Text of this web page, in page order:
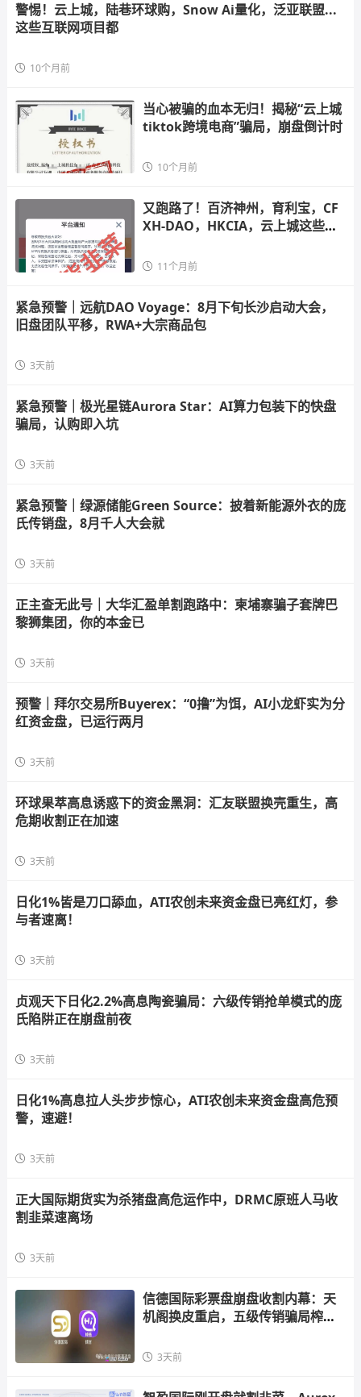
警惕！云上城，陆巷环球购，Snow Ai量化，泛亚联盟...
这些互联网项目都
10个月前
当心被骗的血本无归！揭秘“云上城
tiktok跨境电商”骗局，崩盘倒计时
10个月前
又跑路了！百济神州，育利宝，CF
XH-DAO，HKCIA，云上城这些项
11个月前
紧急预警｜远航DAO Voyage：8月下旬长沙启动大会，
旧盘团队平移，RWA+大宗商品包
3天前
紧急预警｜极光星链Aurora Star：AI算力包装下的快盘
骗局，认购即入坑
3天前
紧急预警｜绿源储能Green Source：披着新能源外衣的庞
氏传销盘，8月千人大会就
3天前
正主查无此号｜大华汇盈单割跑路中：柬埔寨骗子套牌巴
黎狮集团，你的本金已
3天前
预警｜拜尔交易所Buyerex：“0撸”为饵，AI小龙虾实为分
红资金盘，已运行两月
3天前
环球果萃高息诱惑下的资金黑洞：汇友联盟换壳重生，高
危期收割正在加速
3天前
日化1%皆是刀口舔血，ATI农创未来资金盘已亮红灯，参
与者速离！
3天前
贞观天下日化2.2%高息陶瓷骗局：六级传销抢单模式的庞
氏陷阱正在崩盘前夜
3天前
日化1%高息拉人头步步惊心，ATI农创未来资金盘高危预
警，速避！
3天前
正大国际期货实为杀猪盘高危运作中，DRMC原班人马收
割韭菜速离场
3天前
信德国际彩票盘崩盘收割内幕：天
机阁换皮重启，五级传销骗局榨干
3天前